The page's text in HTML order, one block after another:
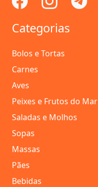
Categorias
Bolos e Tortas
Carnes
Aves
Peixes e Frutos do Mar
Saladas e Molhos
Sopas
Massas
Pães
Bebidas